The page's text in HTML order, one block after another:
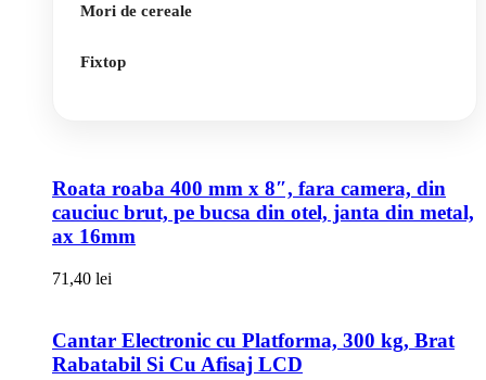
Mori de cereale
Fixtop
Roata roaba 400 mm x 8″, fara camera, din
cauciuc brut, pe bucsa din otel, janta din metal,
ax 16mm
71,40 lei
Cantar Electronic cu Platforma, 300 kg, Brat
Rabatabil Si Cu Afisaj LCD